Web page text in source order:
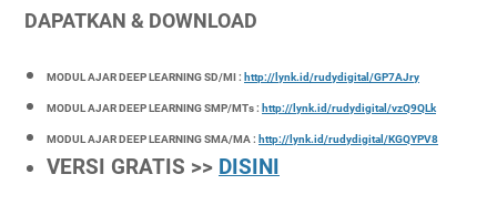
DAPATKAN & DOWNLOAD
MODUL AJAR DEEP LEARNING SD/MI : http://lynk.id/rudydigital/GP7AJry
MODUL AJAR DEEP LEARNING SMP/MTs : http://lynk.id/rudydigital/vzQ9QLk
MODUL AJAR DEEP LEARNING SMA/MA : http://lynk.id/rudydigital/KGQYPV8
VERSI GRATIS >> DISINI